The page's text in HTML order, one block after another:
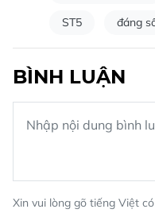
ST5 đáng
BÌNH LUẬN
Xin vui lòng gõ tiếng Việt